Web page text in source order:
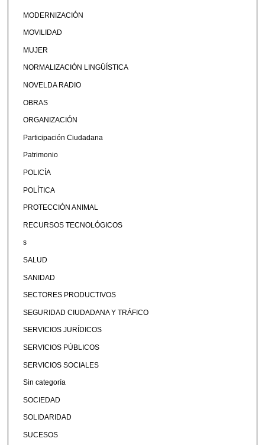
MODERNIZACIÓN
MOVILIDAD
MUJER
NORMALIZACIÓN LINGÜÍSTICA
NOVELDA RADIO
OBRAS
ORGANIZACIÓN
Participación Ciudadana
Patrimonio
POLICÍA
POLÍTICA
PROTECCIÓN ANIMAL
RECURSOS TECNOLÓGICOS
s
SALUD
SANIDAD
SECTORES PRODUCTIVOS
SEGURIDAD CIUDADANA Y TRÁFICO
SERVICIOS JURÍDICOS
SERVICIOS PÚBLICOS
SERVICIOS SOCIALES
Sin categoría
SOCIEDAD
SOLIDARIDAD
SUCESOS